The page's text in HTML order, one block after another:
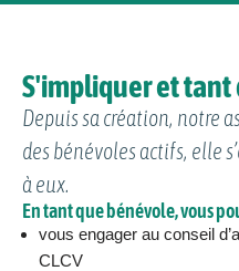
S'impliquer et tant
Depuis sa création, notre
des bénévoles actifs, elle
à eux.
En tant que bénévole, vous
vous engager au conseil
CLCV